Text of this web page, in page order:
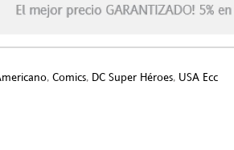
,Comics, DC Super Héroes, USA Ecc